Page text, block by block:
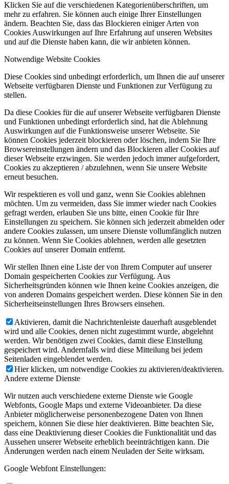
Klicken Sie auf die verschiedenen Kategorienüberschriften, um
mehr zu erfahren. Sie können auch einige Ihrer Einstellungen
ändern. Beachten Sie, dass das Blockieren einiger Arten von
Cookies Auswirkungen auf Ihre Erfahrung auf unseren Websites
und auf die Dienste haben kann, die wir anbieten können.
Notwendige Website Cookies
Diese Cookies sind unbedingt erforderlich, um Ihnen die auf unserer
Webseite verfügbaren Dienste und Funktionen zur Verfügung zu
stellen.
Da diese Cookies für die auf unserer Webseite verfügbaren Dienste
und Funktionen unbedingt erforderlich sind, hat die Ablehnung
Auswirkungen auf die Funktionsweise unserer Webseite. Sie
können Cookies jederzeit blockieren oder löschen, indem Sie Ihre
Browsereinstellungen ändern und das Blockieren aller Cookies auf
dieser Webseite erzwingen. Sie werden jedoch immer aufgefordert,
Cookies zu akzeptieren / abzulehnen, wenn Sie unsere Website
erneut besuchen.
Wir respektieren es voll und ganz, wenn Sie Cookies ablehnen
möchten. Um zu vermeiden, dass Sie immer wieder nach Cookies
gefragt werden, erlauben Sie uns bitte, einen Cookie für Ihre
Einstellungen zu speichern. Sie können sich jederzeit abmelden oder
andere Cookies zulassen, um unsere Dienste vollumfänglich nutzen
zu können. Wenn Sie Cookies ablehnen, werden alle gesetzten
Cookies auf unserer Domain entfernt.
Wir stellen Ihnen eine Liste der von Ihrem Computer auf unserer
Domain gespeicherten Cookies zur Verfügung. Aus
Sicherheitsgründen können wie Ihnen keine Cookies anzeigen, die
von anderen Domains gespeichert werden. Diese können Sie in den
Sicherheitseinstellungen Ihres Browsers einsehen.
Aktivieren, damit die Nachrichtenleiste dauerhaft ausgeblendet
wird und alle Cookies, denen nicht zugestimmt wurde, abgelehnt
werden. Wir benötigen zwei Cookies, damit diese Einstellung
gespeichert wird. Andernfalls wird diese Mitteilung bei jedem
Seitenladen eingeblendet werden.
Hier klicken, um notwendige Cookies zu aktivieren/deaktivieren.
Andere externe Dienste
Wir nutzen auch verschiedene externe Dienste wie Google
Webfonts, Google Maps und externe Videoanbieter. Da diese
Anbieter möglicherweise personenbezogene Daten von Ihnen
speichern, können Sie diese hier deaktivieren. Bitte beachten Sie,
dass eine Deaktivierung dieser Cookies die Funktionalität und das
Aussehen unserer Webseite erheblich beeinträchtigen kann. Die
Änderungen werden nach einem Neuladen der Seite wirksam.
Google Webfont Einstellungen: